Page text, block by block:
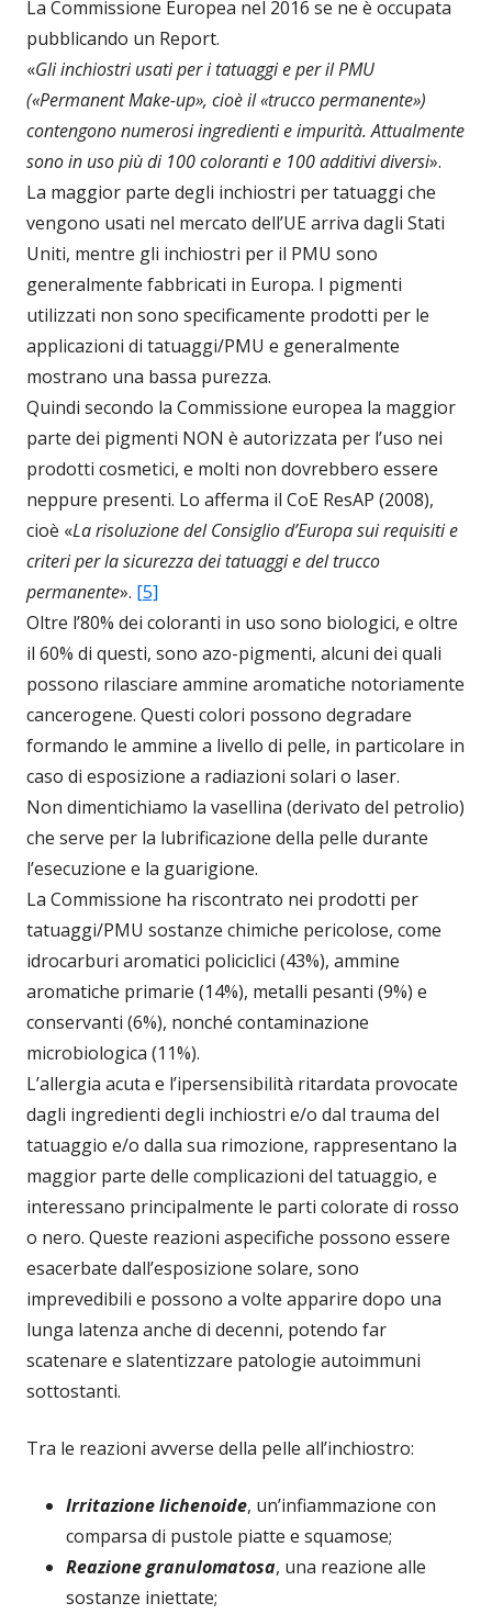
La Commissione Europea nel 2016 se ne è occupata
pubblicando un Report.
«Gli inchiostri usati per i tatuaggi e per il PMU
(«Permanent Make-up», cioè il «trucco permanente»)
contengono numerosi ingredienti e impurità. Attualmente
sono in uso più di 100 coloranti e 100 additivi diversi».
La maggior parte degli inchiostri per tatuaggi che
vengono usati nel mercato dell’UE arriva dagli Stati
Uniti, mentre gli inchiostri per il PMU sono
generalmente fabbricati in Europa. I pigmenti
utilizzati non sono specificamente prodotti per le
applicazioni di tatuaggi/PMU e generalmente
mostrano una bassa purezza.
Quindi secondo la Commissione europea la maggior
parte dei pigmenti NON è autorizzata per l’uso nei
prodotti cosmetici, e molti non dovrebbero essere
neppure presenti. Lo afferma il CoE ResAP (2008),
cioè «La risoluzione del Consiglio d’Europa sui requisiti e
criteri per la sicurezza dei tatuaggi e del trucco
permanente». [5]
Oltre l’80% dei coloranti in uso sono biologici, e oltre
il 60% di questi, sono azo-pigmenti, alcuni dei quali
possono rilasciare ammine aromatiche notoriamente
cancerogene. Questi colori possono degradare
formando le ammine a livello di pelle, in particolare in
caso di esposizione a radiazioni solari o laser.
Non dimentichiamo la vasellina (derivato del petrolio)
che serve per la lubrificazione della pelle durante
l’esecuzione e la guarigione.
La Commissione ha riscontrato nei prodotti per
tatuaggi/PMU sostanze chimiche pericolose, come
idrocarburi aromatici policiclici (43%), ammine
aromatiche primarie (14%), metalli pesanti (9%) e
conservanti (6%), nonché contaminazione
microbiologica (11%).
L’allergia acuta e l’ipersensibilità ritardata provocate
dagli ingredienti degli inchiostri e/o dal trauma del
tatuaggio e/o dalla sua rimozione, rappresentano la
maggior parte delle complicazioni del tatuaggio, e
interessano principalmente le parti colorate di rosso
o nero. Queste reazioni aspecifiche possono essere
esacerbate dall’esposizione solare, sono
imprevedibili e possono a volte apparire dopo una
lunga latenza anche di decenni, potendo far
scatenare e slatentizzare patologie autoimmuni
sottostanti.
Tra le reazioni avverse della pelle all’inchiostro:
Irritazione lichenoide, un’infiammazione con
comparsa di pustole piatte e squamose;
Reazione granulomatosa, una reazione alle
sostanze iniettate;